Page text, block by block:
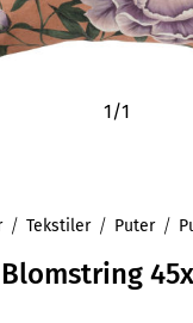
1/1
Tekstiler Puter